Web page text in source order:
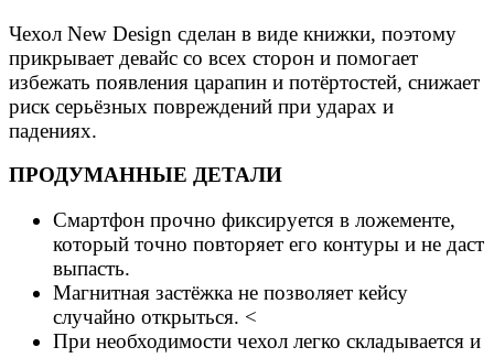
Чехол New Design сделан в виде книжки, поэтому
прикрывает девайс со всех сторон и помогает
избежать появления царапин и потёртостей, снижает
риск серьёзных повреждений при ударах и
падениях.
ПРОДУМАННЫЕ ДЕТАЛИ
Смартфон прочно фиксируется в ложементе,
который точно повторяет его контуры и не даст
выпасть.
Магнитная застёжка не позволяет кейсу
случайно открыться. <
При необходимости чехол легко складывается и